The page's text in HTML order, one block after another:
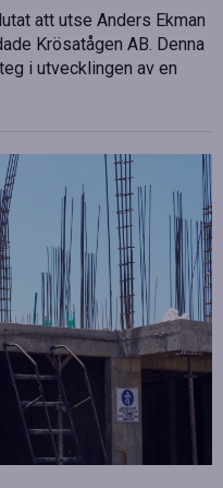
att utse Anders Ekman
Krösatågen AB. Denna
i utvecklingen av en